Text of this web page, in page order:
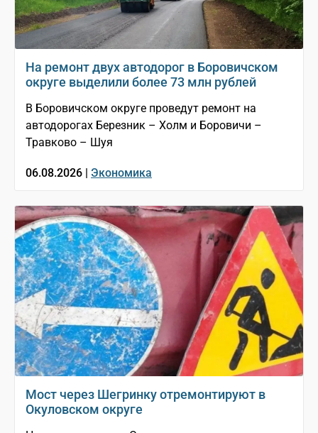
На ремонт двух автодорог в Боровичском
округе выделили более 73 млн рублей
В Боровичском округе проведут ремонт на
автодорогах Березник – Холм и Боровичи –
Травково – Шуя
06.08.2026 | Экономика
Мост через Шегринку отремонтируют в
Окуловском округе